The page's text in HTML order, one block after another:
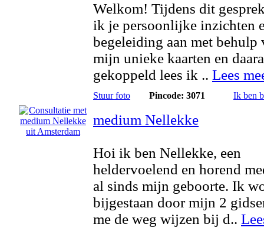
Welkom! Tijdens dit
ik je persoonlijke inzichten
begeleiding aan met behulp
mijn unieke kaarten en
gekoppeld lees ik .. Lees
Stuur foto Pincode: 3071 Ik ben
medium Nellekke
Hoi ik ben Nellekke, een
heldervoelend en horend
al sinds mijn geboorte. Ik
bijgestaan door mijn 2
me de weg wijzen bij d..